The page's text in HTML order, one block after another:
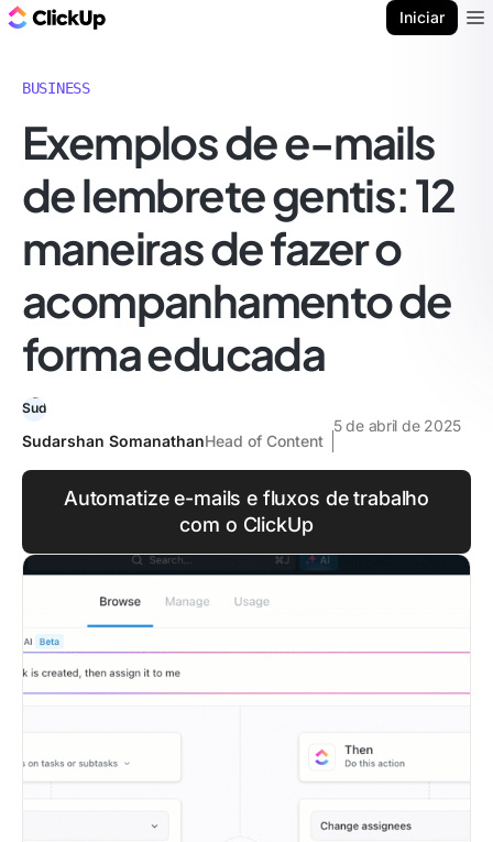
Iniciar
BUSINESS
Exemplos de e-mails
de lembrete gentis: 12
maneiras de fazer o
acompanhamento de
forma educada
Sudarshan SomanathanHead of Content
5 de abril de 2025
Automatize e-mails e fluxos de trabalho
com o ClickUp